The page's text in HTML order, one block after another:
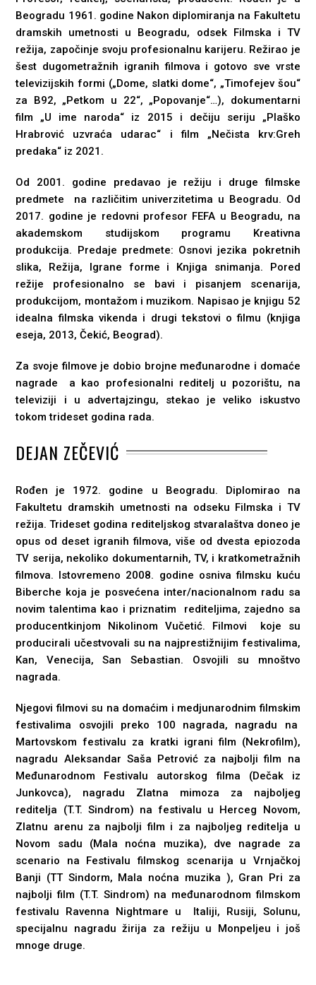
Beogradu 1961. godine Nakon diplomiranja na Fakultetu
dramskih umetnosti u Beogradu, odsek Filmska i TV
režija, započinje svoju profesionalnu karijeru. Režirao je
šest dugometražnih igranih filmova i gotovo sve vrste
televizijskih formi („Dome, slatki dome“, „Timofejev šou“
za B92, „Petkom u 22“, „Popovanje“…), dokumentarni
film „U ime naroda“ iz 2015 i dečiju seriju „Plaško
Hrabrović uzvraća udarac“ i film „Nečista krv:Greh
predaka“ iz 2021.
Od 2001. godine predavao je režiju i druge filmske
predmete na različitim univerzitetima u Beogradu. Od
2017. godine je redovni profesor FEFA u Beogradu, na
akademskom studijskom programu Kreativna
produkcija. Predaje predmete: Osnovi jezika pokretnih
slika, Režija, Igrane forme i Knjiga snimanja. Pored
režije profesionalno se bavi i pisanjem scenarija,
produkcijom, montažom i muzikom. Napisao je knjigu 52
idealna filmska vikenda i drugi tekstovi o filmu (knjiga
eseja, 2013, Čekić, Beograd).
Za svoje filmove je dobio brojne međunarodne i domaće
nagrade a kao profesionalni reditelj u pozorištu, na
televiziji i u advertajzingu, stekao je veliko iskustvo
tokom trideset godina rada.
DEJAN ZEČEVIĆ
Rođen je 1972. godine u Beogradu. Diplomirao na
Fakultetu dramskih umetnosti na odseku Filmska i TV
režija. Trideset godina rediteljskog stvaralaštva doneo je
opus od deset igranih filmova, više od dvesta epiozoda
TV serija, nekoliko dokumentarnih, TV, i kratkometražnih
filmova. Istovremeno 2008. godine osniva filmsku kuću
Biberche koja je posvećena inter/nacionalnom radu sa
novim talentima kao i priznatim rediteljima, zajedno sa
producentkinjom Nikolinom Vučetić. Filmovi koje su
producirali učestvovali su na najprestižnijim festivalima,
Kan, Venecija, San Sebastian. Osvojili su mnoštvo
nagrada.
Njegovi filmovi su na domaćim i medjunarodnim filmskim
festivalima osvojili preko 100 nagrada, nagradu na
Martovskom festivalu za kratki igrani film (Nekrofilm),
nagradu Aleksandar Saša Petrović za najbolji film na
Međunarodnom Festivalu autorskog filma (Dečak iz
Junkovca), nagradu Zlatna mimoza za najboljeg
reditelja (T.T. Sindrom) na festivalu u Herceg Novom,
Zlatnu arenu za najbolji film i za najboljeg reditelja u
Novom sadu (Mala noćna muzika), dve nagrade za
scenario na Festivalu filmskog scenarija u Vrnjačkoj
Banji (TT Sindorm, Mala noćna muzika ), Gran Pri za
najbolji film (T.T. Sindrom) na međunarodnom filmskom
festivalu Ravenna Nightmare u Italiji, Rusiji, Solunu,
specijalnu nagradu žirija za režiju u Monpeljeu i još
mnoge druge.